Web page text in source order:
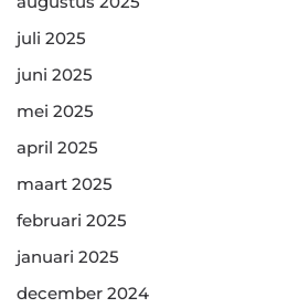
juli 2025
juni 2025
mei 2025
april 2025
maart 2025
februari 2025
januari 2025
december 2024